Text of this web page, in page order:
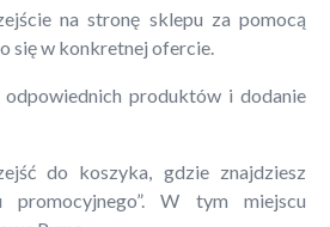
na stronę sklepu za pomocą
się w konkretnej ofercie.
produktów i dodanie
do koszyka, gdzie znajdziesz
W tym miejscu